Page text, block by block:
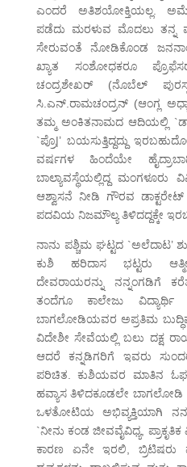
ಎಂದರೆ ಅತಿಶಯೋಕ್ತಿಯಲ್ಲ.
ಪಡೆದು ಮರಳುವ ಮೊದಲು ತನ್ನ
ಸೇರುವಂತೆ ನೋಡಿಕೊಂಡ
ಖ್ಯಾತ ಸಂಶೋಧಕರೂ
ಚಂದ್ರಶೇಖರ್ (ನೊಬೆಲ್
ಸಿ.ಎನ್.ರಾಮಚಂದ್ರನ್ (ಆಂಗ್ಲ
ತಮ್ಮ ಅಂಕಿತನಾಮದ ಆದಿಯಲ್ಲಿ
`ಪ್ರೊ|’ ಬಯಸುತ್ತಿದ್ದದ್ದು
ವರ್ಷಗಳ ಹಿಂದೆಯೇ
ಬಾಲ್ಯಾವಸ್ಥೆಯಲ್ಲಿದ್ದ ಮಂಗಳೂರು
ಆಶ್ವಾಸನೆ ನೀಡಿ ಗೌರವ
ಪದವಿಯ ನಿಜಮೌಲ್ಯ ತಿಳಿದದ್ದಕ್ಕೇ
ನಾನು ಪಶ್ಚಿಮ ಘಟ್ಟದ `ಅಲೆದಾಟ’
ಕುಶಿ ಹರಿದಾಸ ಭಟ್ಟರು
ದೇವರಾಯರನ್ನು ನನ್ನಂಗಡಿಗೆ
ತಂದೆಗೂ ಕಾಲೇಜು
ಬಾಗಲೋಡಿಯವರ ಅಪ್ರತಿಮ
ವಿದೇಶೀ ಸೇವೆಯಲ್ಲಿ ಬಲು ದಕ್ಷ
ಆದರೆ ಕನ್ನಡಿಗರಿಗೆ ಇವರು
ಪರಿಚಿತ. ಕುಶಿಯವರ ಮಾತಿನ
ಹವ್ಯಾಸ ತಿಳಿದಕೂಡಲೇ
ಒಳತೋಟಿಯ ಅಭಿವ್ಯಕ್ತಿಯಾಗಿ
`ನೀನು ಕಂಡ ಜೀವವೈವಿಧ್ಯ,
ಕಾರಣ ಏನೇ ಇರಲಿ,